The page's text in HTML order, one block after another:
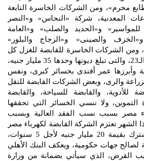
محرم»، ومن الشركات الخاسرة التابعة
المعدنية، شركة «النحاس» و«النصر
و«الحديد والصلب» و«العامة
والصينى» و«الزجاج والبلور»
ومن الشركات الخاسرة للقابضة للغزل كل
شركات الغزل والنسيج الـ23، والتى تبلغ ديونها وحدها 35 مليار جنيه،
وأبرزها عمر أفندى بخسائر كبرى، ونفس
والرى، وبعض الشركات القابضة للنقل
للأدوية، والقابضة للسياحة، والقابضة
التموين، ولا ننسي الخسائر التي تحققها
مصر بسبب نسب الفقد العالية وبسبب
الشهر تعتزم الشركة القابضة لكهرباء مصر
الحصول على قرض مشترك بقيمة 20 مليار جنيه لأجل 5 سنوات،
لصالح جهات حكومية، ويعكف البنك الأهلي
القرض، الذي سيأتي بضمانة من وزارة